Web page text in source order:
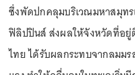
ซึ่งพัดปกคลุมบริเวณมหาสมุท
ฟิลิปปินส์ ส่งผลให้จังหวัดที่อยู่
ไทย ได้รับผลกระทบจากลมม